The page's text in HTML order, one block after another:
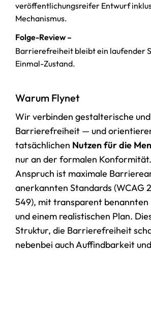
veröffentlichungsreifer Entwurf
Mechanismus.
Folge-Review –
Barrierefreiheit bleibt ein laufender
Einmal-Zustand.
Warum Flynet
Wir verbinden gestalterische
Barrierefreiheit — und
tatsächlichen Nutzen für die
nur an der formalen
Anspruch ist maximale
anerkannten Standards (WCAG
549), mit transparent benannten
und einem realistischen Plan.
Struktur, die Barrierefreiheit
nebenbei auch Auffindbarkeit